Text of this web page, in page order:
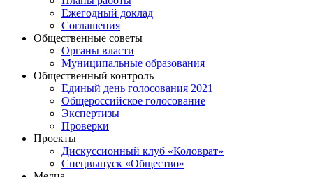
Ежегодный доклад
Соглашения
Общественные советы
Органы власти
Муниципальные образования
Общественный контроль
Единый день голосования 2021
Общероссийское голосование
Экспертизы
Проверки
Проекты
Дискуссионный клуб «Коловрат»
Спецвыпуск «Общество»